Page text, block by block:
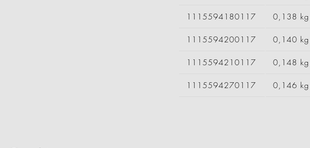
1115594180117 0,138 kg
1115594200117 0,140 kg
1115594210117 0,148 kg
1115594270117 0,146 kg